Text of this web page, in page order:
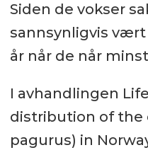
Siden de vokser
sannsynligvis
år når de når
I avhandlingen
distribution of the
pagurus) in